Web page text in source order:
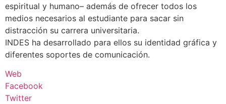
espiritual y humano– además de ofrecer todos los
medios necesarios al estudiante para sacar sin
distracción su carrera universitaria.
INDES ha desarrollado para ellos su identidad gráfica y
diferentes soportes de comunicación.
Web
Facebook
Twitter